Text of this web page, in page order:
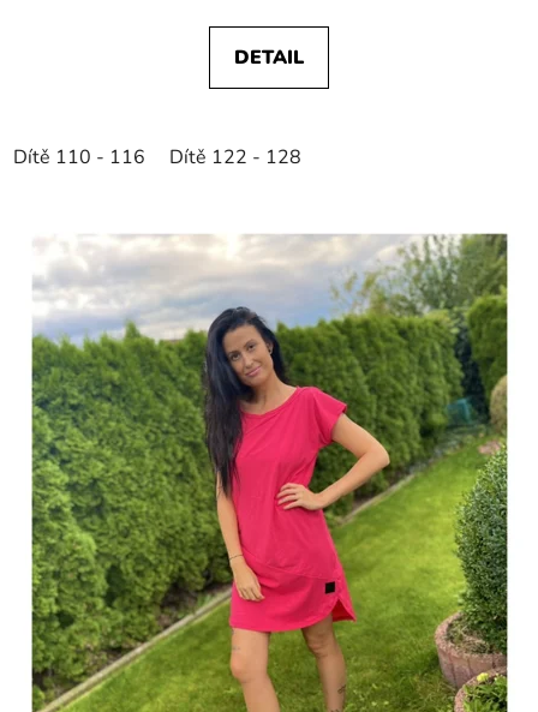
DETAIL
Dítě 110 - 116 Dítě 122 - 128